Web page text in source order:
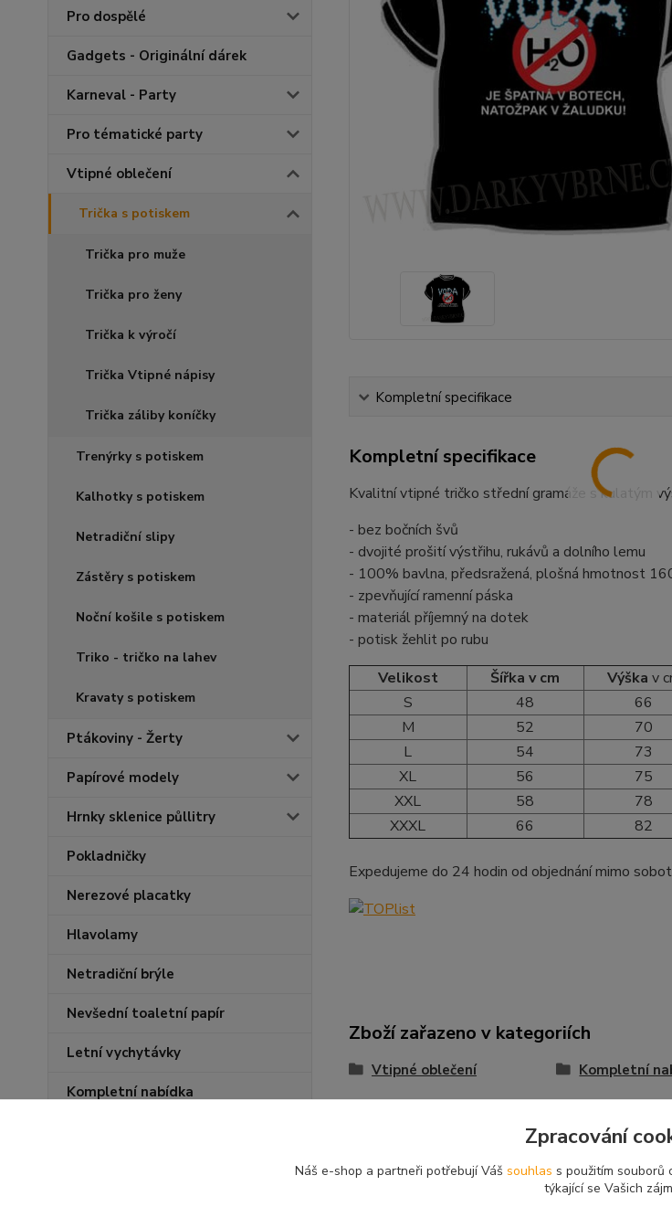
Pro dospělé
Gadgets - Originální dárek
Karneval - Party
Pro tématické party
Vtipné oblečení
Trička s potiskem
Trička pro muže
Trička pro ženy
Trička k výročí
Trička Vtipné nápisy
Trička záliby koníčky
Trenýrky s potiskem
Kalhotky s potiskem
Netradiční slipy
Zástěry s potiskem
Noční košile s potiskem
Triko - tričko na lahev
Kravaty s potiskem
Ptákoviny - Žerty
Papírové modely
Hrnky sklenice půllitry
Pokladničky
Nerezové placatky
Hlavolamy
Netradiční brýle
Nevšední toaletní papír
Letní vychytávky
Kompletní nabídka
Kompletní specifikace
Kompletní specifikace
Kvalitní vtipné tričko střední gramáže s kulatým
- bez bočních švů
- dvojité prošití výstřihu, rukávů a dolního lemu
- 100% bavlna, předsražená, plošná hmotnost
- zpevňující ramenní páska
- materiál příjemný na dotek
- potisk žehlit po rubu
Velikost
Šířka v cm Výška v
S
48
66
M
52
70
L
54
73
XL
56
75
XXL
58
78
XXXL
66 82
Expedujeme do 24 hodin od objednání mimo
Zboží zařazeno v kategoriích
Vtipné oblečení Kompletní
Zpracování
Náš e-shop a partneři potřebují Váš souhlas s použitím souborů
týkající se Vašich